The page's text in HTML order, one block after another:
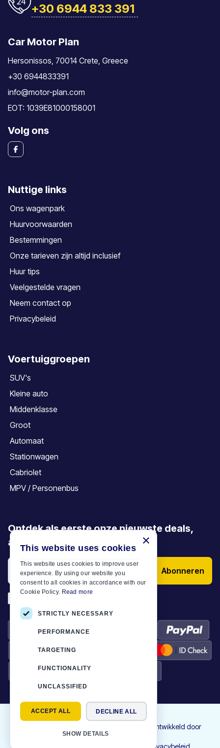
+30 6944 833 391
Car Motor Plan
Hersonissos, 70014 Crete, Greece
+30 6944833391
info@motor-plan.com
EOT: 1039E81000158001
Volg ons
Nuttige links
Ons wagenpark
Huurvoorwaarden
Bestemmingen
Onze tarieven zijn altijd inclusief
Huur tips
Veelgestelde vragen
Neem contact op
Privacybeleid
Voertuiggroepen
SUV's
Kleine auto
Middenklasse
Groot
Automaat
Stationwagen
Cabriolet
MPV / Personenbus
Ontdek als eerste onze nieuwste deals,
aanbiedingen en artikelen
Abonneren
©2026
Alle rechten voorbehouden. Ontworpen en ontwikkeld door
NETMECHANICS
Privacybeleid
×
This website uses cookies
This website uses cookies to improve user
experience. By using our website you
consent to all cookies in accordance with our
Cookie Policy. Read more
STRICTLY NECESSARY
PERFORMANCE
TARGETING
FUNCTIONALITY
UNCLASSIFIED
ACCEPT ALL DECLINE ALL
SHOW DETAILS